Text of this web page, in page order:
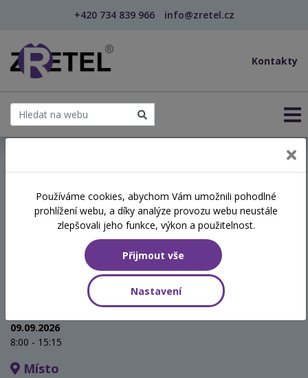
+420 734 839 966 info@zretel.cz
Kontakty
Aktivizace klientů s
demencí – smysluplně,
bezpečně a s respektem
09.09.2026
8:00 - 15:15
Místo
Používáme cookies, abychom Vám umožnili pohodlné
prohlížení webu, a díky analýze provozu webu neustále
zlepšovali jeho funkce, výkon a použitelnost.
Přijmout vše
Nastavení